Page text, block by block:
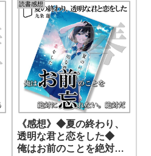
読書感想
《感想》◆夏の終わり、
透明な君と恋をした◆
俺はお前のことを絶対に